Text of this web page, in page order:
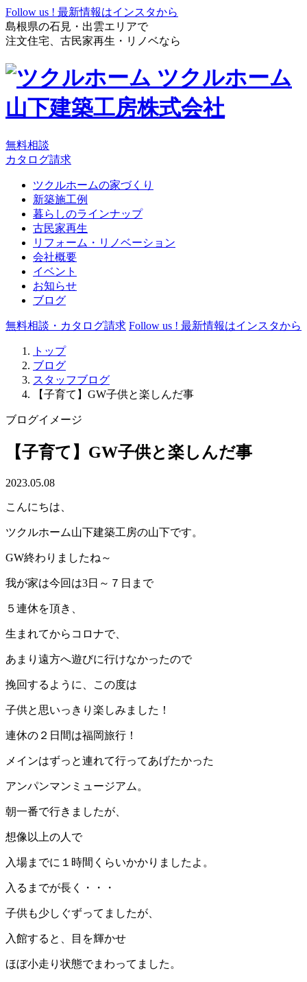
Follow us ! 最新情報はインスタから
島根県の石見・出雲エリアで
注文住宅、古民家再生・リノベなら
ツクルホーム
山下建築工房株式会社
無料相談
カタログ請求
ツクルホームの家づくり
新築施工例
暮らしのラインナップ
古民家再生
リフォーム・リノベーション
会社概要
イベント
お知らせ
ブログ
無料相談・カタログ請求 Follow us ! 最新情報はインスタから
トップ
ブログ
スタッフブログ
【子育て】GW子供と楽しんだ事
ブログイメージ
【子育て】GW子供と楽しんだ事
2023.05.08
こんにちは、
ツクルホーム山下建築工房の山下です。
GW終わりましたね～
我が家は今回は3日～７日まで
５連休を頂き、
生まれてからコロナで、
あまり遠方へ遊びに行けなかったので
挽回するように、この度は
子供と思いっきり楽しみました！
連休の２日間は福岡旅行！
メインはずっと連れて行ってあげたかった
アンパンマンミュージアム。
朝一番で行きましたが、
想像以上の人で
入場までに１時間くらいかかりましたよ。
入るまでが長く・・・
子供も少しぐずってましたが、
入館すると、目を輝かせ
ほぼ小走り状態でまわってました。